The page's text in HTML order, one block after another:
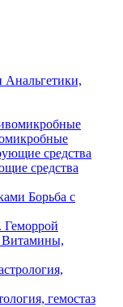
Анальгетики,
средства
Борьба с
Геморрой
Витамины,
гемостаз